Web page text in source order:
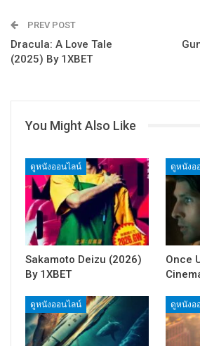
PREV POST
Dracula: A Love Tale
(2025) By 1XBET
You Might Also Like
ดูหนังออนไลน์
Sakamoto Deizu (2026)
By 1XBET
ดูหนังอ
Once
ดูหนังออนไลน์ ดูหนังอ